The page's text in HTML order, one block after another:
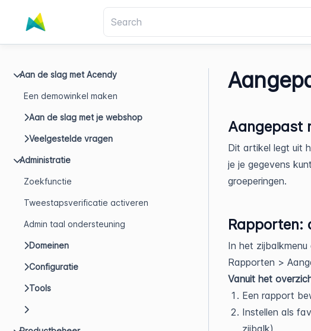
Aan de slag met Acendy
Een demowinkel maken
Aan de slag met je webshop
Veelgestelde vragen
Administratie
Zoekfunctie
Tweestapsverificatie activeren
Admin taal ondersteuning
Domeinen
Configuratie
Tools
Aangepast
Dit artikel legt uit
je je gegevens
groeperingen.
Rapporten:
In het
Rapporten >
Vanuit het
Een rapport
Instellen als
zijbalk)